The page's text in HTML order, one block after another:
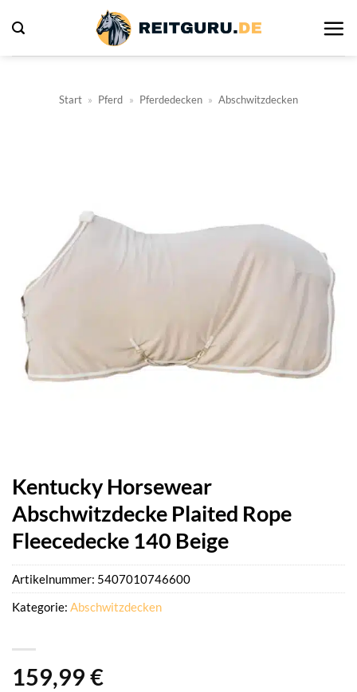
Inhalt
springen
Start » Pferd » Pferdedecken » Abschwitzdecken
Kentucky Horsewear
Abschwitzdecke Plaited Rope
Fleecedecke 140 Beige
159,99 €
Artikelnummer: 5407010746600
Kategorie: Abschwitzdecken